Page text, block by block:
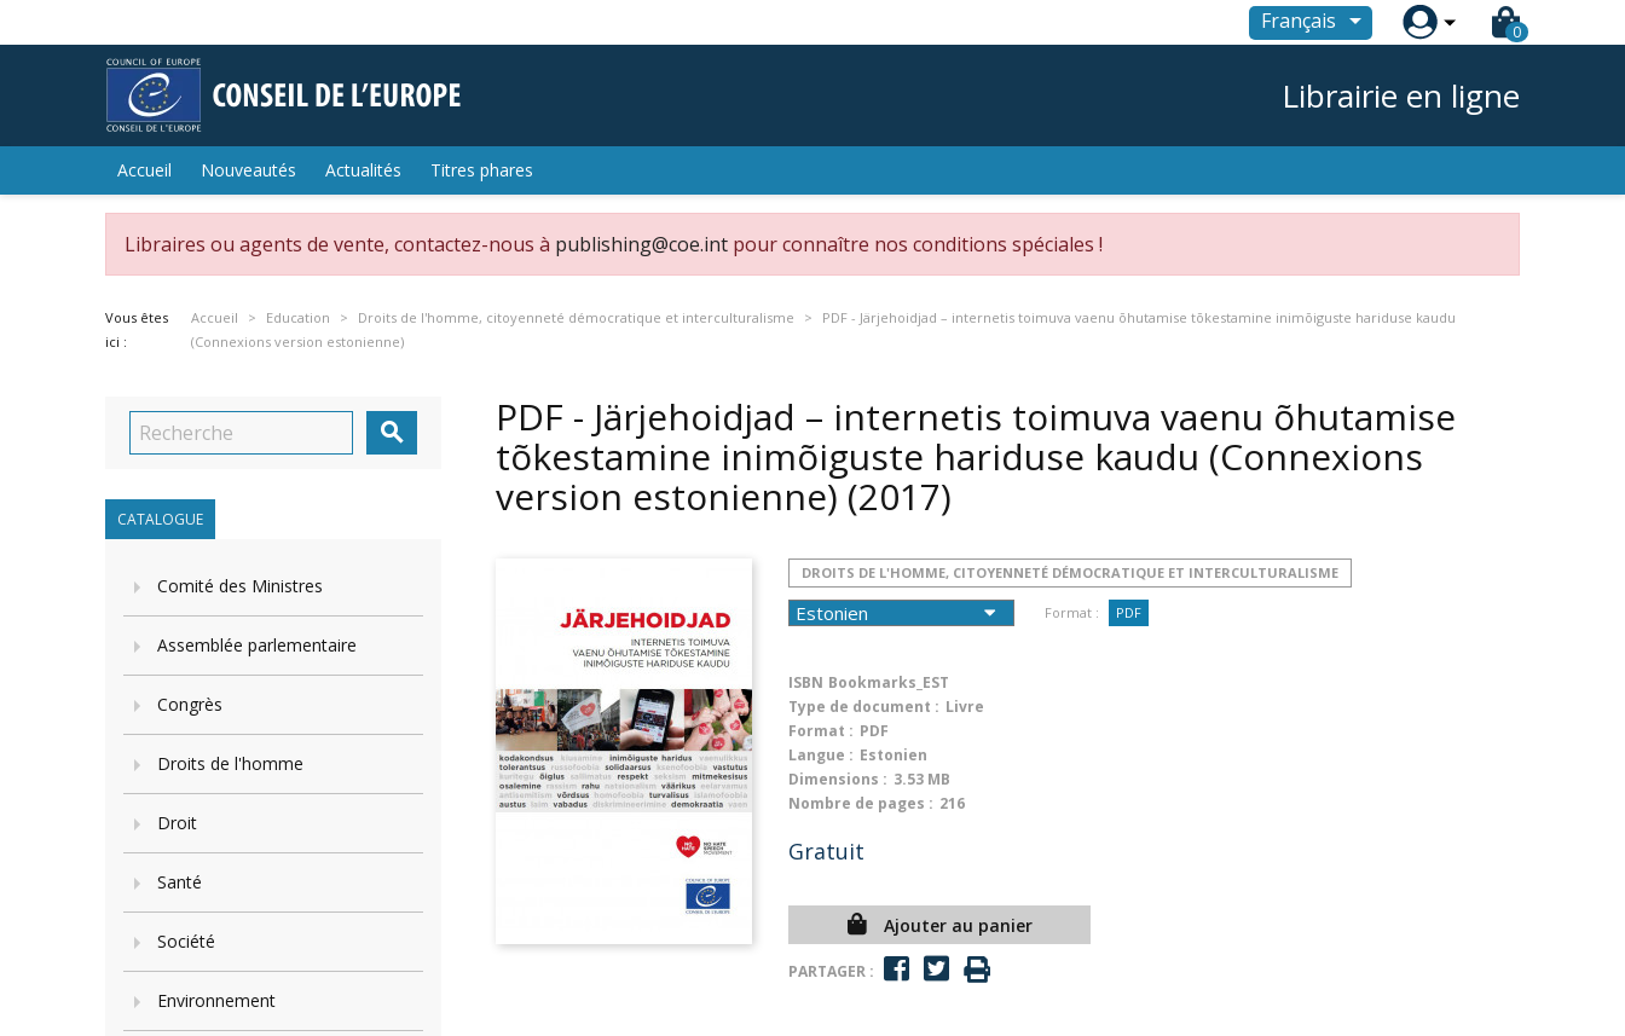
Français  0
Librairie en ligne
Accueil Nouveautés Actualités Titres phares
Libraires ou agents de vente, contactez-nous à publishing@coe.int pour connaître nos conditions spéciales !
Vous êtes
ici :
Accueil Education Droits de l'homme, citoyenneté démocratique et interculturalisme
PDF - Järjehoidjad – internetis toimuva vaenu õhutamise tõkestamine inimõiguste hariduse kaudu
(Connexions version estonienne)

CATALOGUE
Comité des Ministres
Assemblée parlementaire
Congrès
Droits de l'homme
Droit
Santé
Société
Environnement
PDF - Järjehoidjad – internetis toimuva vaenu õhutamise
tõkestamine inimõiguste hariduse kaudu (Connexions
version estonienne) (2017)
DROITS DE L'HOMME, CITOYENNETÉ DÉMOCRATIQUE ET INTERCULTURALISME
Format : PDF
ISBN Bookmarks_EST
Type de document : Livre
Format : PDF
Langue : Estonien
Dimensions : 3.53 MB
Nombre de pages : 216
Gratuit
Ajouter au panier
PARTAGER :